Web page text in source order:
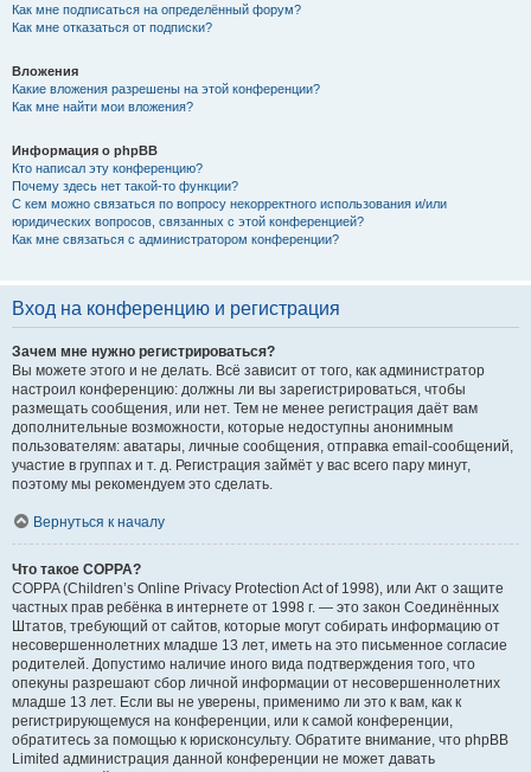
Как мне подписаться на определённый форум?
Как мне отказаться от подписки?
Вложения
Какие вложения разрешены на этой конференции?
Как мне найти мои вложения?
Информация о phpBB
Кто написал эту конференцию?
Почему здесь нет такой-то функции?
С кем можно связаться по вопросу некорректного использования и/или
юридических вопросов, связанных с этой конференцией?
Как мне связаться с администратором конференции?
Вход на конференцию и регистрация
Зачем мне нужно регистрироваться?
Вы можете этого и не делать. Всё зависит от того, как администратор
настроил конференцию: должны ли вы зарегистрироваться, чтобы
размещать сообщения, или нет. Тем не менее регистрация даёт вам
дополнительные возможности, которые недоступны анонимным
пользователям: аватары, личные сообщения, отправка email-сообщений,
участие в группах и т. д. Регистрация займёт у вас всего пару минут,
поэтому мы рекомендуем это сделать.
Вернуться к началу
Что такое COPPA?
COPPA (Children’s Online Privacy Protection Act of 1998), или Акт о защите
частных прав ребёнка в интернете от 1998 г. — это закон Соединённых
Штатов, требующий от сайтов, которые могут собирать информацию от
несовершеннолетних младше 13 лет, иметь на это письменное согласие
родителей. Допустимо наличие иного вида подтверждения того, что
опекуны разрешают сбор личной информации от несовершеннолетних
младше 13 лет. Если вы не уверены, применимо ли это к вам, как к
регистрирующемуся на конференции, или к самой конференции,
обратитесь за помощью к юрисконсульту. Обратите внимание, что phpBB
Limited администрация данной конференции не может давать